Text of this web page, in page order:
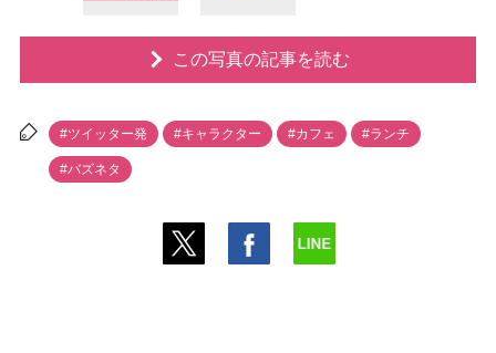
この写真の記事を読む
#ツイッター発 #キャラクター #カフェ #ランチ
#バズネタ